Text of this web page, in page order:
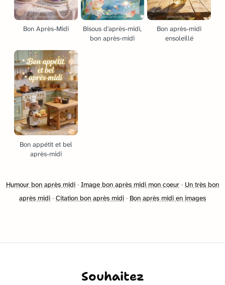
Bon Après-Midi
Bisous d'après-midi,
bon après-midi
Bon après-midi
ensoleillé
Bon appétit et bel
après-midi
Humour bon après midi · Image bon après midi mon coeur · Un très bon
après midi · Citation bon après midi · Bon après midi en images
Souhaitez